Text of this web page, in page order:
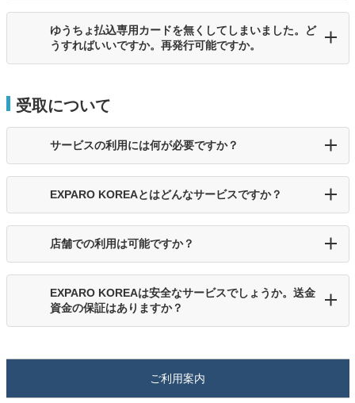
ゆうちょ払込専用カードを無くしてしまいました。ど
うすればいいですか。再発行可能ですか。
受取について
サービスの利用には何が必要ですか？
EXPARO KOREAとはどんなサービスですか？
店舗での利用は可能ですか？
EXPARO KOREAは安全なサービスでしょうか。送金
資金の保証はありますか？
ご利用案内